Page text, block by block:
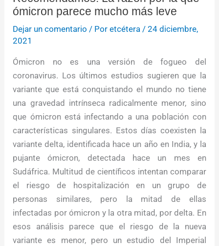
ómicron parece mucho más leve
Dejar un comentario / Poretcétera /24 diciembre,
2021
Ómicron no es una versión de fogueo del
coronavirus. Los últimos estudios sugieren que la
variante que está conquistando el mundo no tiene
una gravedad intrínseca radicalmente menor, sino
que ómicron está infectando a una población con
características singulares. Estos días coexisten la
variante delta, identificada hace un año en India, y la
pujante ómicron, detectada hace un mes en
Sudáfrica. Multitud de científicos intentan comparar
el riesgo de hospitalización en un grupo de
personas similares, pero la mitad de ellas
infectadas por ómicron y la otra mitad, por delta. En
esos análisis parece que el riesgo de la nueva
variante es menor, pero un estudio del Imperial